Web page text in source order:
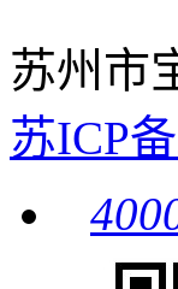
苏州市
苏ICP